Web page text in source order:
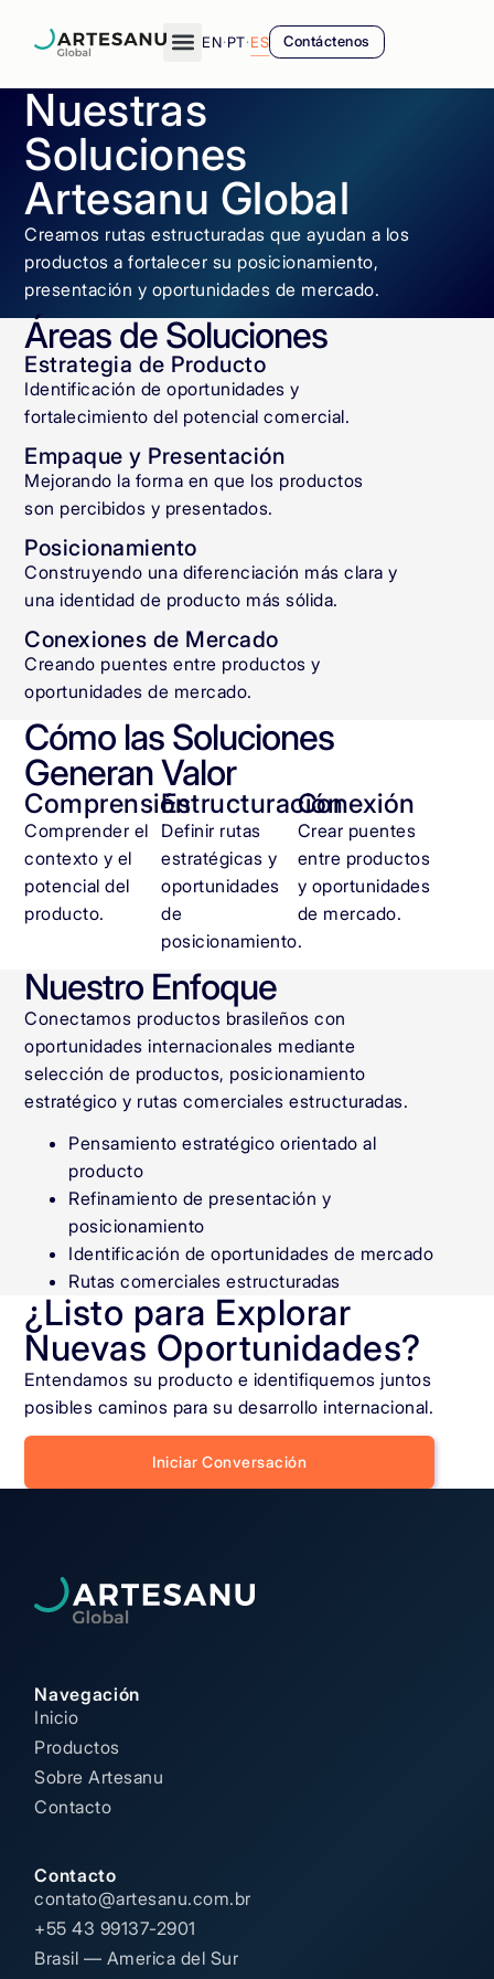
EN·PT·ES Contáctenos
Nuestras
Soluciones
Artesanu Global
Creamos rutas estructuradas que ayudan a los
productos a fortalecer su posicionamiento,
presentación y oportunidades de mercado.
Áreas de Soluciones
Estrategia de Producto
Identificación de oportunidades y
fortalecimiento del potencial comercial.
Empaque y Presentación
Mejorando la forma en que los productos
son percibidos y presentados.
Posicionamiento
Construyendo una diferenciación más clara y
una identidad de producto más sólida.
Conexiones de Mercado
Creando puentes entre productos y
oportunidades de mercado.
Cómo las Soluciones
Generan Valor
Comprensión
Comprender el
contexto y el
potencial del
producto.
Estructuración
Definir rutas
estratégicas y
oportunidades
de
posicionamiento.
Conexión
Crear puentes
entre productos
y oportunidades
de mercado.
Nuestro Enfoque
Conectamos productos brasileños con
oportunidades internacionales mediante
selección de productos, posicionamiento
estratégico y rutas comerciales estructuradas.
Pensamiento estratégico orientado al
producto
Refinamiento de presentación y
posicionamiento
Identificación de oportunidades de mercado
Rutas comerciales estructuradas
¿Listo para Explorar
Nuevas Oportunidades?
Entendamos su producto e identifiquemos juntos
posibles caminos para su desarrollo internacional.
Iniciar Conversación
Navegación
Inicio
Productos
Sobre Artesanu
Contacto
Contacto
contato@artesanu.com.br
+55 43 99137-2901
Brasil — America del Sur